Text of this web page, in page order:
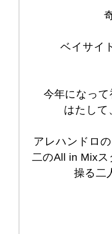
ベイサイ
今年になっ
はたして
アレハンドロ
二のAll in Mix
操る二